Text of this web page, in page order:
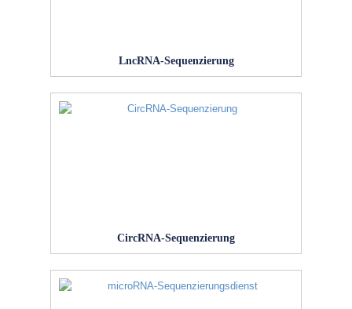
LncRNA-Sequenzierung
CircRNA-Sequenzierung